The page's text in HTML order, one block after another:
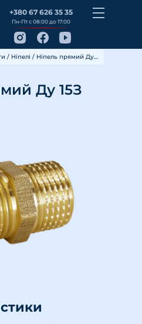
+380 67 626 35 35
Пн-Пт с 08:00 до 17:00
/ Ніпелі / Ніпель прямий Ду 15З
Ду 15З